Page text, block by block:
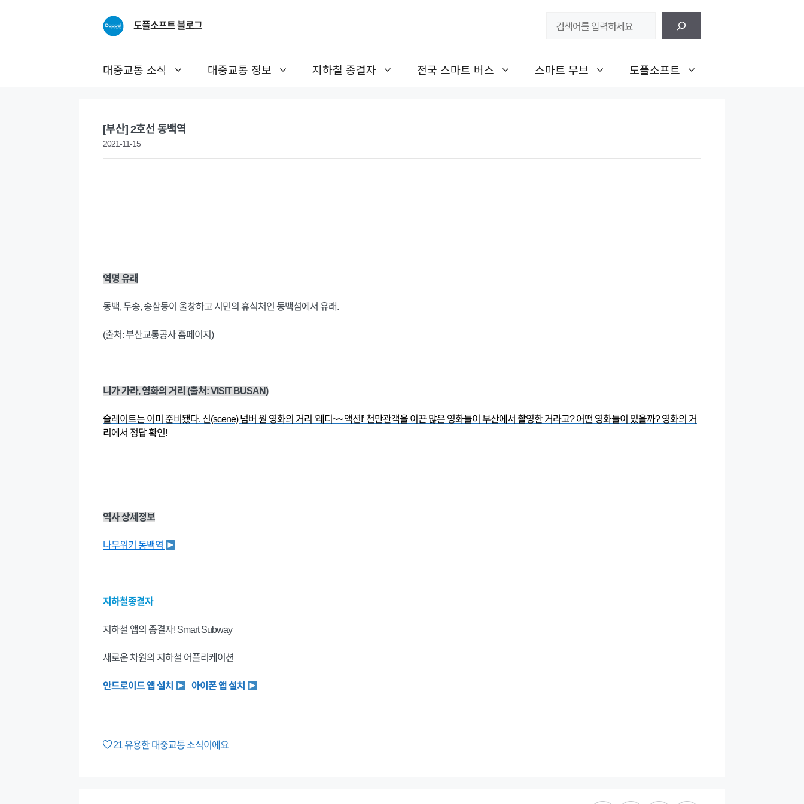
도플소프트 블로그
대중교통 소식 대중교통 정보 지하철 종결자 전국 스마트 버스 스마트 무브 도플소프트
[부산] 2호선 동백역
2021-11-15
역명 유래
동백, 두송, 송삼등이 울창하고 시민의 휴식처인 동백섬에서 유래.
(출처: 부산교통공사 홈페이지)
니가 가라, 영화의 거리 (출처: VISIT BUSAN)
슬레이트는 이미 준비됐다. 신(scene) 넘버 원 영화의 거리 ‘레디~~ 액션!’ 천만관객을 이끈 많은 영화들이 부산에서 촬영한 거라고? 어떤 영화들이 있을까? 영화의 거
리에서 정답 확인!
역사 상세정보
나무위키 동백역
지하철종결자
지하철 앱의 종결자! Smart Subway
새로운 차원의 지하철 어플리케이션
안드로이드 앱 설치 아이폰 앱 설치
21유용한 대중교통 소식이에요